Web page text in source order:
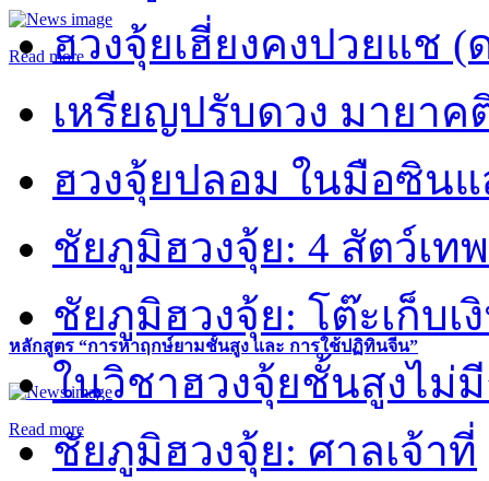
Read more
หลักสูตร “การหาฤกษ์ยามชั้นสูง และ การใช้ปฏิทินจีน”
Read more
ฮวงจุ้ยเฮี่ยงคงปวยแช (
เหรียญปรับดวง มายา
ฮวงจุ้ยปลอม ในมือซิน
ชัยภูมิฮวงจุ้ย: 4 สัตว์เทพ
ชัยภูมิฮวงจุ้ย: โต๊ะเก็บเ
ในวิชาฮวงจุ้ยชั้นสูงไม่
ชัยภูมิฮวงจุ้ย: ศาลเจ้าที่